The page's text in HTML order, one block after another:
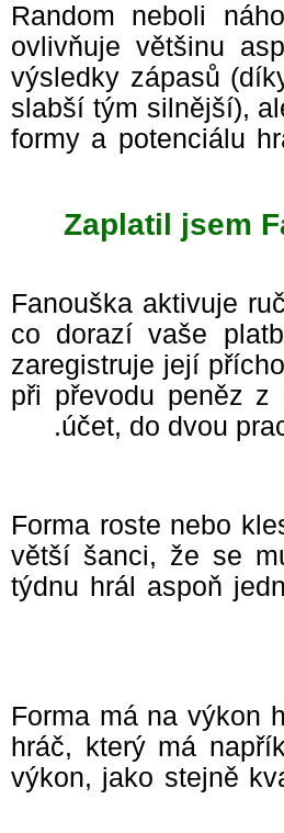
Random neboli
ovlivňuje většinu
výsledky zápasů
slabší tým silnější),
formy a potenciálu
Zaplatil jsem
Fanouška aktivuje
co dorazí vaše
zaregistruje její
při převodu peněz
účet, do dvou
Forma roste nebo
větší šanci, že se
týdnu hrál aspoň
Forma má na výkon
hráč, který má
výkon, jako stejně